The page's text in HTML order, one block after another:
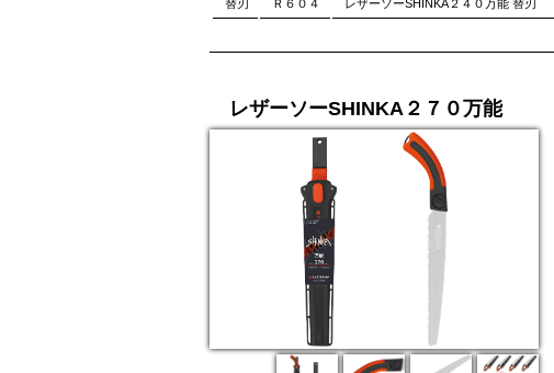
替刃 Ｒ６０４ レザーソーSHINKA２４０万能 替刃
レザーソーSHINKA２７０万能